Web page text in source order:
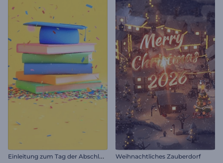
E
inleitung zum Tag der Abschlussfeier Weihnachtliches Zauberdorf